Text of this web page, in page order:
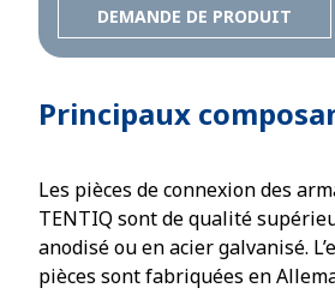
DEMANDE DE PRODUIT
Principaux
Les pièces de connexion des
TENTIQ sont de qualité
anodisé ou en acier galvanisé.
pièces sont fabriquées en